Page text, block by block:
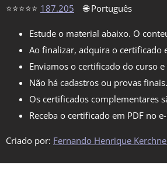
⭐⭐⭐⭐⭐ 187.205 🌐 Português
Estude o material abaixo. O
Ao finalizar, adquira o certificado
Enviamos o certificado do curso
Não há cadastros ou provas
Os certificados complementares
Receba o certificado em PDF no
Criado por: Fernando Henrique